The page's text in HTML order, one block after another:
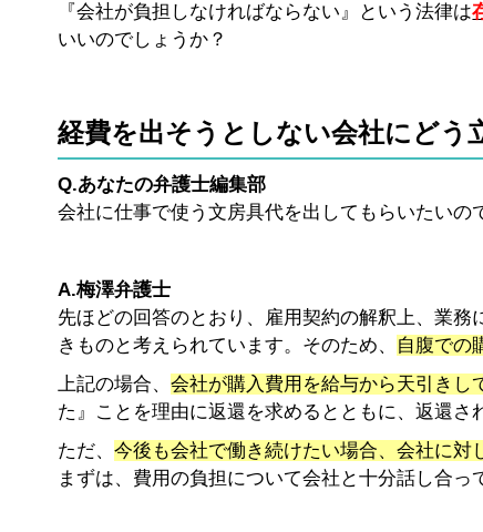
『会社が負担しなければならない』という法律は
いいのでしょうか？
経費を出そうとしない会社にどう
Q.あなたの弁護士編集部
会社に仕事で使う文房具代を出してもらいたいの
A.梅澤弁護士
先ほどの回答のとおり、雇用契約の解釈上、業
きものと考えられています。そのため、 自腹での
上記の場合、会社が購入費用を給与から天引きし
た』ことを理由に返還を求めるとともに、返還さ
ただ、今後も会社で働き続けたい場合、会社に
まずは、費用の負担について会社と十分話し合っ